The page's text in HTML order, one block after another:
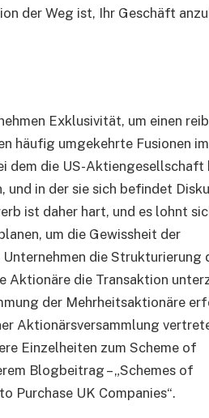
der Weg ist, Ihr Geschäft
Exklusivität, um einen
häufig umgekehrte Fusionen im
dem die US-Aktiengesellschaft
in der sie sich befindet
ist daher hart, und es lohnt
um die Gewissheit der
die Strukturierung
die Transaktion
der Mehrheitsaktionäre
Aktionärsversammlung
Einzelheiten zum Scheme of
Blogbeitrag – „Schemes of
Purchase UK Companies“.